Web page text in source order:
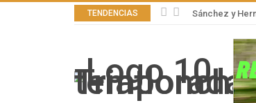
TENDENCIAS Sánchez y